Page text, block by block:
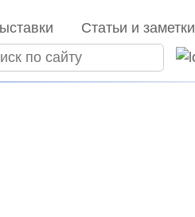
Статьи и заметки